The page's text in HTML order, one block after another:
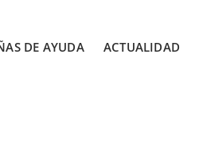
DE AYUDA ACTUALIDAD